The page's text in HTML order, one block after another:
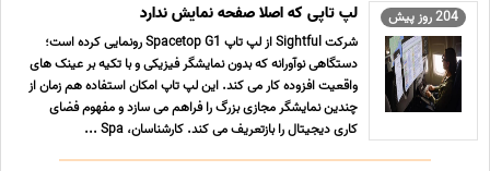
204 روز پیش لپ تاپی که اصلا صفحه نمایش ندارد
شرکت Sightful از لپ تاپ Spacetop G1 رونمایی کرده است؛
دستگاهی نوآورانه که بدون نمایشگر فیزیکی و با تکیه بر عینک های
واقعیت افزوده کار می کند. این لپ تاپ امکان استفاده هم زمان از
چندین نمایشگر مجازی بزرگ را فراهم می سازد و مفهوم فضای
کاری دیجیتال را بازتعریف می کند. کارشناسان، Spa ...